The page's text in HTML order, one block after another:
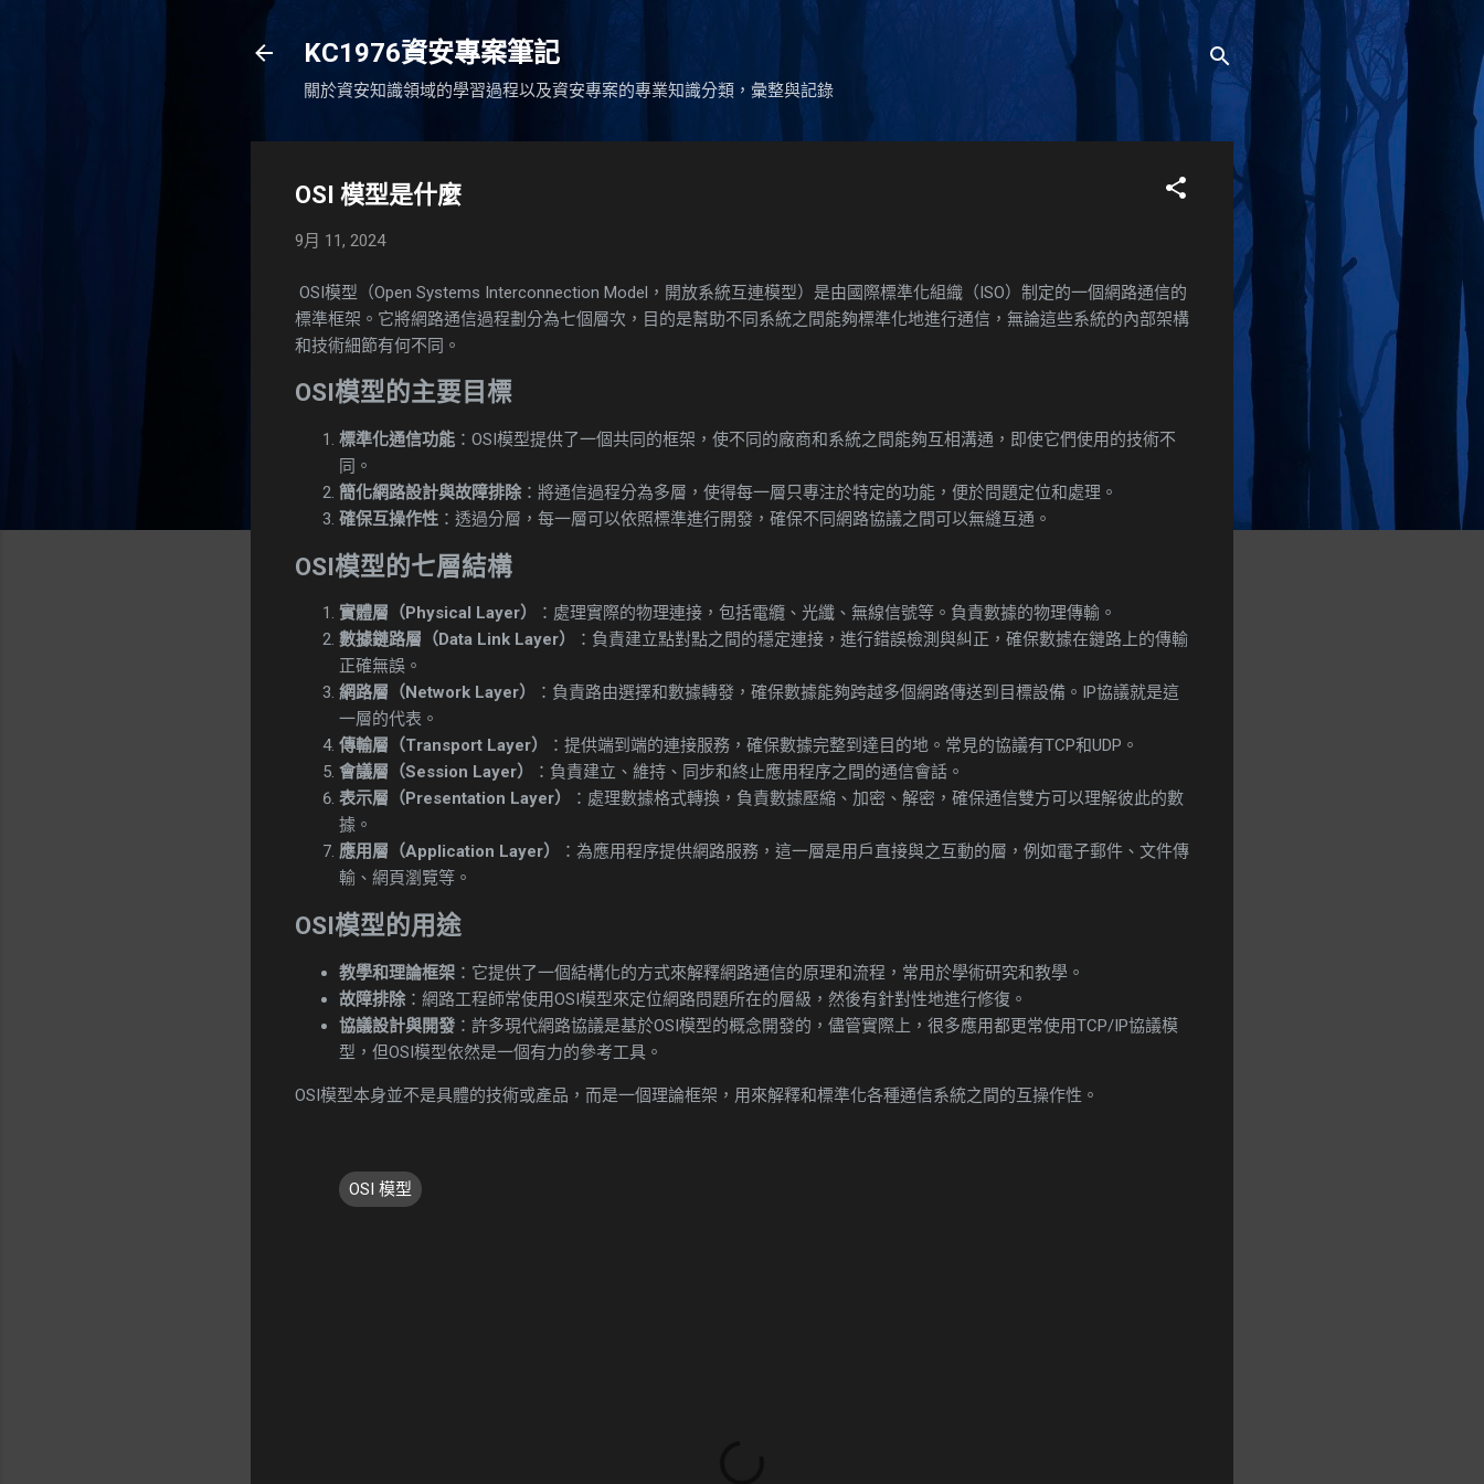
KC1976資安專案筆記
關於資安知識領域的學習過程以及資安專案的專業知識分類，彙整與記錄
OSI 模型是什麼
9月 11, 2024
OSI模型（Open Systems Interconnection Model，開放系統互連模型）是由國際標準化組織（ISO）制定的一個網路通信的
標準框架。它將網路通信過程劃分為七個層次，目的是幫助不同系統之間能夠標準化地進行通信，無論這些系統的內部架構
和技術細節有何不同。
OSI模型的主要目標
標準化通信功能 ：OSI模型提供了一個共同的框架，使不同的廠商和系統之間能夠互相溝通，即使它們使用的技術不
同。
簡化網路設計與故障排除 ：將通信過程分為多層，使得每一層只專注於特定的功能，便於問題定位和處理。
確保互操作性 ：透過分層，每一層可以依照標準進行開發，確保不同網路協議之間可以無縫互通。
OSI模型的七層結構
實體層（Physical Layer）
：處理實際的物理連接，包括電纜、光纖、無線信號等。負責數據的物理傳輸。
數據鏈路層（Data Link Layer）
：負責建立點對點之間的穩定連接，進行錯誤檢測與糾正，確保數據在鏈路上的傳輸
正確無誤。
網路層（Network Layer）
：負責路由選擇和數據轉發，確保數據能夠跨越多個網路傳送到目標設備。IP協議就是這
一層的代表。
傳輸層（Transport Layer）
：提供端到端的連接服務，確保數據完整到達目的地。常見的協議有TCP和UDP。
會議層（Session Layer）
：負責建立、維持、同步和終止應用程序之間的通信會話。
表示層（Presentation Layer）
：處理數據格式轉換，負責數據壓縮、加密、解密，確保通信雙方可以理解彼此的數
據。
應用層（Application Layer）
：為應用程序提供網路服務，這一層是用戶直接與之互動的層，例如電子郵件、文件傳
輸、網頁瀏覽等。
OSI模型的用途
教學和理論框架 ：它提供了一個結構化的方式來解釋網路通信的原理和流程，常用於學術研究和教學。
故障排除 ：網路工程師常使用OSI模型來定位網路問題所在的層級，然後有針對性地進行修復。
協議設計與開發 ：許多現代網路協議是基於OSI模型的概念開發的，儘管實際上，很多應用都更常使用TCP/IP協議模
型，但OSI模型依然是一個有力的參考工具。
OSI模型本身並不是具體的技術或產品，而是一個理論框架，用來解釋和標準化各種通信系統之間的互操作性。
OSI 模型